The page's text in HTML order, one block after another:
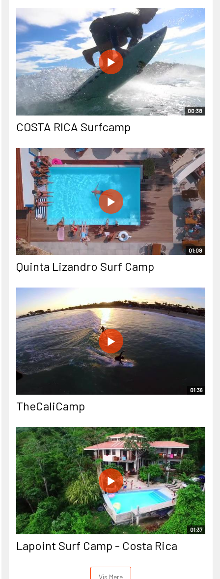
00:38
COSTA RICA Surfcamp
01:08
Quinta Lizandro Surf Camp
01:36
TheCaliCamp
01:37
Lapoint Surf Camp - Costa Rica
Vis Mere